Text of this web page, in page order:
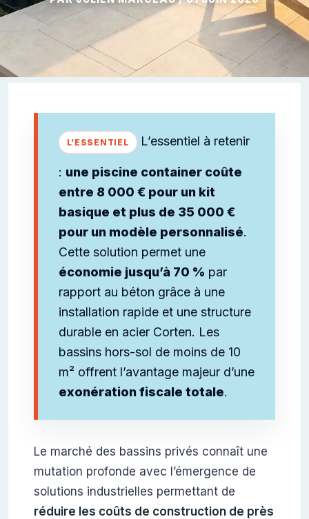
L’essentiel à retenir
: une piscine container coûte
entre 8 000 € pour un kit
basique et plus de 35 000 €
pour un modèle personnalisé.
Cette solution permet une
économie jusqu’à 70 % par
rapport au béton grâce à une
installation rapide et une structure
durable en acier Corten. Les
bassins hors-sol de moins de 10
m² offrent l’avantage majeur d’une
exonération fiscale totale.
Le marché des bassins privés connaît une
mutation profonde avec l’émergence de
solutions industrielles permettant de
réduire les coûts de construction de près